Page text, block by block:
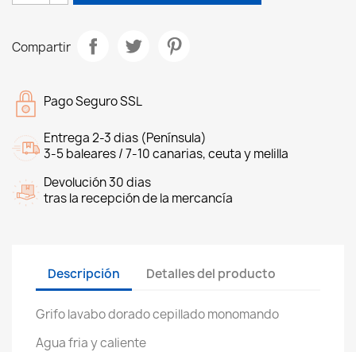
Compartir
Pago Seguro SSL
Entrega 2-3 dias (Península)
3-5 baleares / 7-10 canarias, ceuta y melilla
Devolución 30 dias
tras la recepción de la mercancía
Descripción Detalles del producto
Grifo lavabo dorado cepillado monomando
Agua fria y caliente